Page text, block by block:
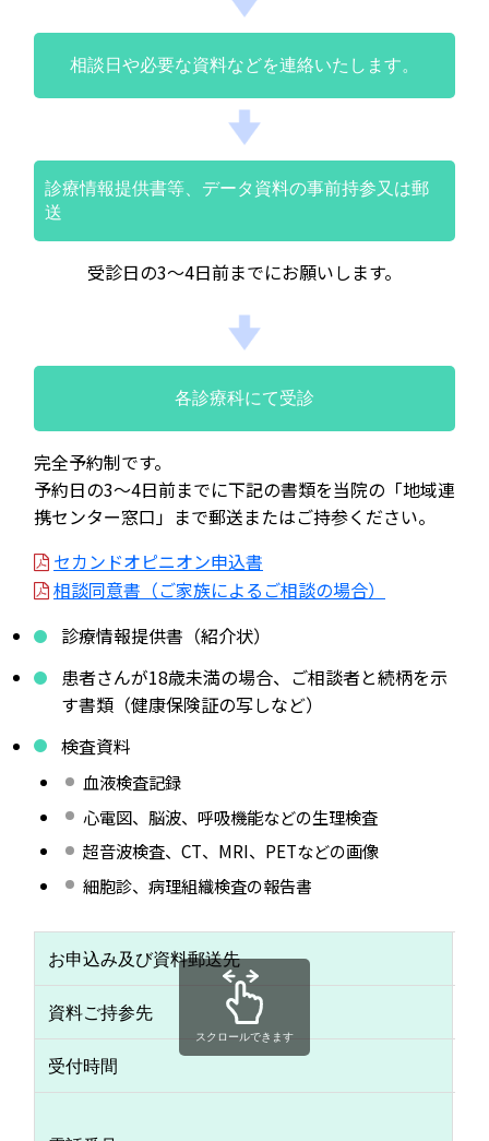
相談日や必要な資料などを連絡いたします。
診療情報提供書等、データ資料の事前持参又は郵
送
受診日の3～4日前までにお願いします。
各診療科にて受診
完全予約制です。
予約日の3～4日前までに下記の書類を当院の「地域連
携センター窓口」まで郵送またはご持参ください。
セカンドオピニオン申込書
相談同意書（ご家族によるご相談の場合）
診療情報提供書（紹介状）
患者さんが18歳未満の場合、ご相談者と続柄を示
す書類（健康保険証の写しなど）
検査資料
血液検査記録
心電図、脳波、呼吸機能などの生理検査
超音波検査、CT、MRI、PETなどの画像
細胞診、病理組織検査の報告書
お申込み及び資料郵送先
資料ご持参先
受付時間
スクロールできます